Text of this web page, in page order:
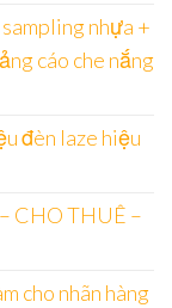
nhựa +
cáo che nắng
đèn laze hiệu
CHO THUÊ –
cho nhãn hàng